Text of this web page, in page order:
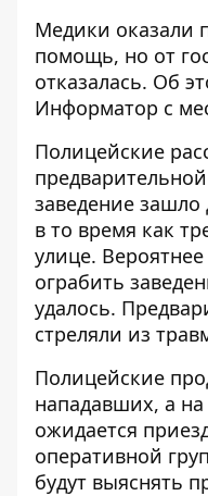
Медики оказали
помощь, но от
отказалась. Об
Информатор с
Полицейские
заведение
в то время как
улице.
ограбить
удалось.
стреляли из
Полицейские
нападавших, а
ожидается
оперативной
будут выяснять